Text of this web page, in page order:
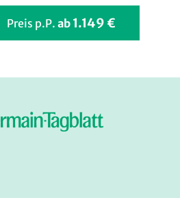
Preis p.P. ab 1.149 €